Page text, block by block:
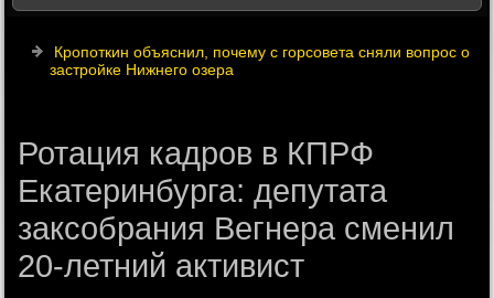
Кропоткин объяснил, почему с горсовета сняли вопрос о
застройке Нижнего озера
Ротация кадров в КПРФ
Екатеринбурга: депутата
заксобрания Вегнера сменил
20-летний активист